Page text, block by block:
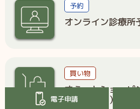
予約
オンライン診療所
買い物
さらっとショッピ
きサービス）
電子申請